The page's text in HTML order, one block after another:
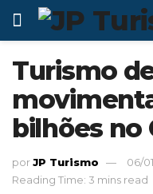
Turismo
bilhões no
porJP Turismo
06/
Reading Time: 3 mins read